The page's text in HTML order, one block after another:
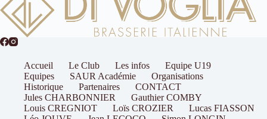
Accueil Le Club Les infos
Equipe U19
Equipes
SAUR Académie
Organisations
Historique
Partenaires
CONTACT
Jules CHARBONNIER
Gauthier COMBY
Louis CREGNIOT
Loïs CROZIER
Lucas FIASSON